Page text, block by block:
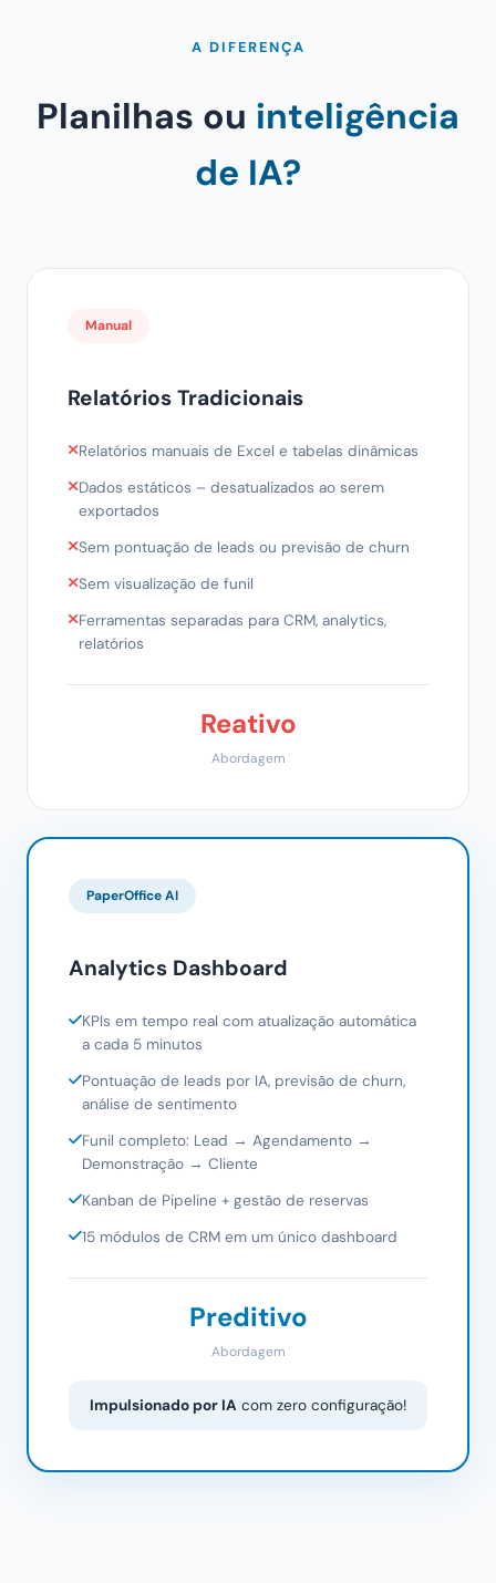
A DIFERENÇA
Planilhas ou inteligência
de IA?
Manual
Relatórios Tradicionais
Relatórios manuais de Excel e tabelas dinâmicas
Dados estáticos – desatualizados ao serem
exportados
Sem pontuação de leads ou previsão de churn
Sem visualização de funil
Ferramentas separadas para CRM, analytics,
relatórios
Reativo
Abordagem
PaperOffice AI
Analytics Dashboard
KPIs em tempo real com atualização automática
a cada 5 minutos
Pontuação de leads por IA, previsão de churn,
análise de sentimento
Funil completo: Lead → Agendamento →
Demonstração → Cliente
Kanban de Pipeline + gestão de reservas
15 módulos de CRM em um único dashboard
Preditivo
Abordagem
Impulsionado por IA com zero configuração!